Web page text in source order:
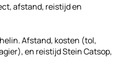
afstand, reistijd en
Afstand, kosten (tol,
en reistijd Stein Catsop,